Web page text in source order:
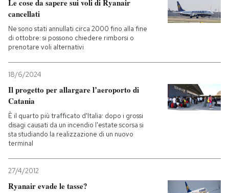
Le cose da sapere sui voli di Ryanair
cancellati
Ne sono stati annullati circa 2000 fino alla fine
di ottobre: si possono chiedere rimborsi o
prenotare voli alternativi
18/6/2024
Il progetto per allargare l’aeroporto di
Catania
È il quarto più trafficato d'Italia: dopo i grossi
disagi causati da un incendio l'estate scorsa si
sta studiando la realizzazione di un nuovo
terminal
27/4/2012
Ryanair evade le tasse?